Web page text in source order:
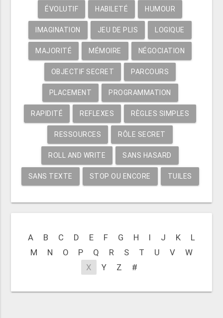
ÉVOLUTIF HABILETÉ HUMOUR
IMAGINATION JEU DE PLIS LOGIQUE
MAJORITÉ MÉMOIRE NÉGOCIATION
OBJECTIF SECRET PARCOURS
PLACEMENT PROGRAMMATION
RAPIDITÉ REFLEXES RÈGLES SIMPLES
RESSOURCES RÔLE SECRET
ROLL AND WRITE SANS HASARD
SANS TEXTE STOP OU ENCORE TUILES
A B C D E F G H I J K
L
M
N O P Q R S T U V
W
X
Y Z #